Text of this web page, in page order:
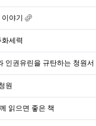
야기
세력
인권유린을 규탄하는 청원서
원
읽으면 좋은 책